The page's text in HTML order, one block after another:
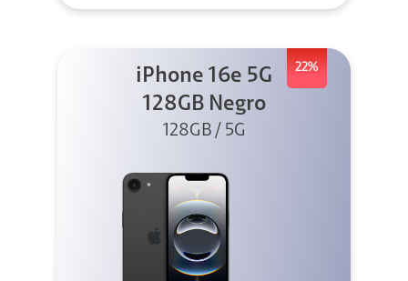
22%
iPhone 16e 5G
128GB Negro
128GB / 5G